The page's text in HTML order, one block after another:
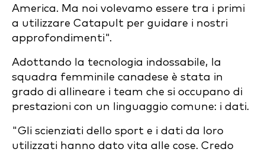
America. Ma noi volevamo essere tra i primi
a utilizzare Catapult per guidare i nostri
approfondimenti".
Adottando la tecnologia indossabile, la
squadra femminile canadese è stata in
grado di allineare i team che si occupano di
prestazioni con un linguaggio comune: i dati.
"Gli scienziati dello sport e i dati da loro
utilizzati hanno dato vita alle cose. Credo